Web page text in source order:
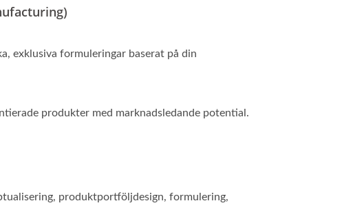
exklusiva formuleringar baserat på din
produkter med marknadsledande potential.
produktportföljdesign, formulering,